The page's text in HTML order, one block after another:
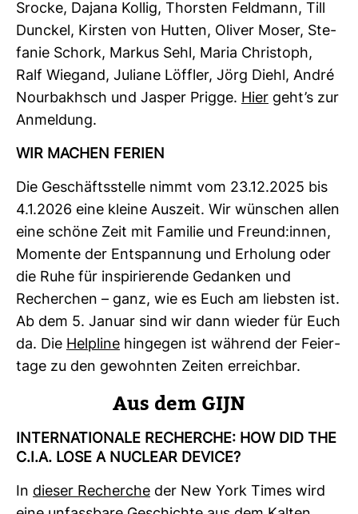
Srocke, Dajana Kollig, Thorsten Feld­mann, Till
Dun­ckel, Kirsten von Hutten, Oliver Moser, Ste­
fanie Schork, Markus Sehl, Maria Chris­toph,
Ralf Wie­gand, Juliane Löffler, Jörg Diehl, André
Nour­bakhsch und Jasper Prigge. Hier geht’s zur
Anmel­dung.
WIR MACHEN FERIEN
Die Geschäfts­stelle nimmt vom 23.12.2025 bis
4.1.2026 eine kleine Aus­zeit. Wir wün­schen allen
eine schöne Zeit mit Familie und Freund:innen,
Momente der Ent­span­nung und Erho­lung oder
die Ruhe für inspi­rie­rende Gedanken und
Recher­chen – ganz, wie es Euch am liebsten ist.
Ab dem 5. Januar sind wir dann wieder für Euch
da. Die Hel­pline hin­gegen ist wäh­rend der Fei­er­
tage zu den gewohnten Zeiten erreichbar.
Aus dem GIJN
INTER­NA­TIO­NALE RECHERCHE: HOW DID THE
C.I.A. LOSE A NUCLEAR DEVICE?
In dieser Recherche der New York Times wird